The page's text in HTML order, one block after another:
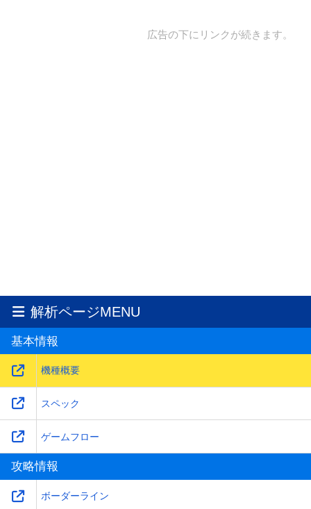
広告の下にリンクが続きます。
解析ページMENU
基本情報
機種概要
スペック
ゲームフロー
攻略情報
ボーダーライン